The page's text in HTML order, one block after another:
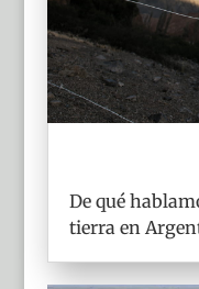
De qué
tierra en